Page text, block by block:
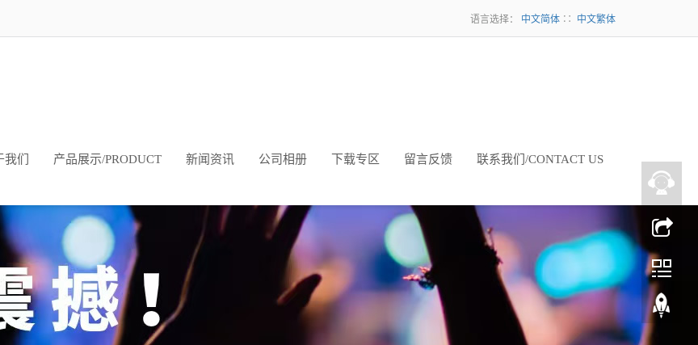
语言选择： 中文简体 ∷ 中文繁体
我们 产品展示/PRODUCT 新闻资讯 公司相册 下载专区 留言反馈 联系我们/CONTACT US